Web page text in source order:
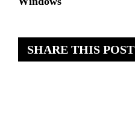
SHARE THIS POST